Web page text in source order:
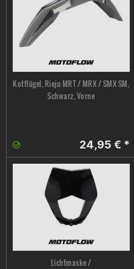
Kotflügel, Rieju MRT / MRX / SMX SM,
Schwarz, Vorne
24,95 € *
Lichtmaske /